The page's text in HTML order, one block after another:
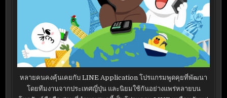
หลายคนคงคุ้นเคยกับ LINE Application โปรแกรมพูดคุยที่พัฒนา
โดยทีมงานจากประเทศญี่ปุ่น และนิยมใช้กันอย่างแพร่หลายบน